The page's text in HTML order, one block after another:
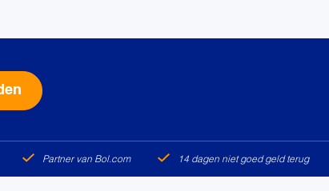
Partner van Bol.com 14 dagen niet goed geld terug